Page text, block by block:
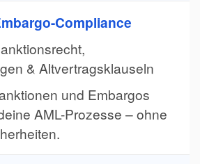
Compliance
& Altvertragsklauseln
und Embargos
AML-Prozesse – ohne